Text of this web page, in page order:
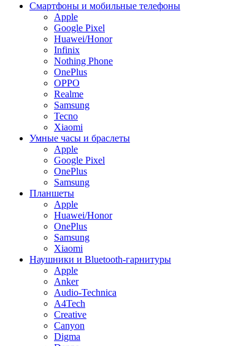
Смартфоны и мобильные телефоны
Apple
Google Pixel
Huawei/Honor
Infinix
Nothing Phone
OnePlus
OPPO
Realme
Samsung
Tecno
Xiaomi
Умные часы и браслеты
Apple
Google Pixel
OnePlus
Samsung
Планшеты
Apple
Huawei/Honor
OnePlus
Samsung
Xiaomi
Наушники и Bluetooth-гарнитуры
Apple
Anker
Audio-Technica
A4Tech
Creative
Canyon
Digma